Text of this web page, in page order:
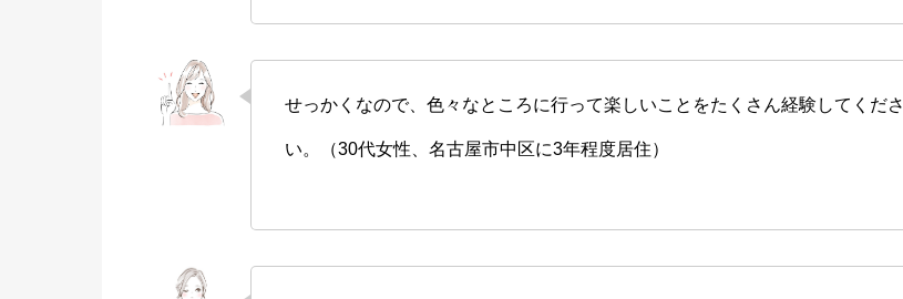
せっかくなので、色々なところに行って楽しいことをたくさん経験してくださ
い。（30代女性、名古屋市中区に3年程度居住）